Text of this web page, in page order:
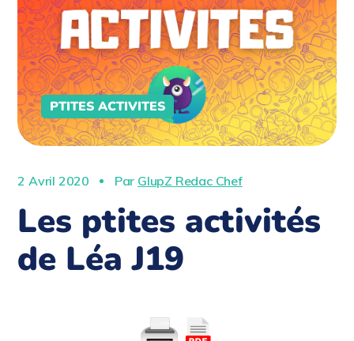
PTITES ACTIVITES
2 Avril 2020 Par GlupZ Redac Chef
Les ptites activités
de Léa J19